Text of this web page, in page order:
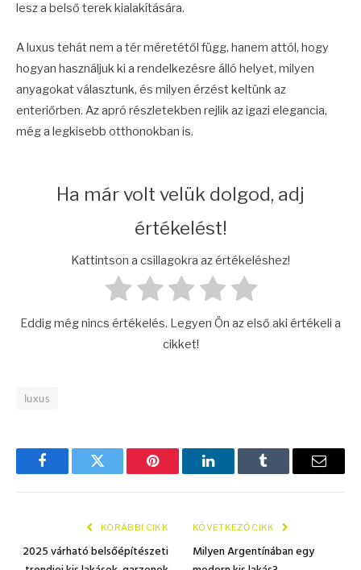
lesz a belső terek kialakítására.
A luxus tehát nem a tér méretétől függ, hanem attól, hogy
hogyan használjuk ki a rendelkezésre álló helyet, milyen
anyagokat választunk, és milyen érzést keltünk az
enteriőrben. Az apró részletekben rejlik az igazi elegancia,
még a legkisebb otthonokban is.
Ha már volt velük dolgod, adj
értékelést!
Kattintson a csillagokra az értékeléshez!
Eddig még nincs értékelés. Legyen Ön az első aki értékeli a
cikket!
luxus
FacebookTwitter Pinterest LinkedInTumblr
E.-
KORÁBBI CIKK
2025 várható belsőépítészeti
KÖVETKEZŐ CIKK
Milyen Argentínában egy